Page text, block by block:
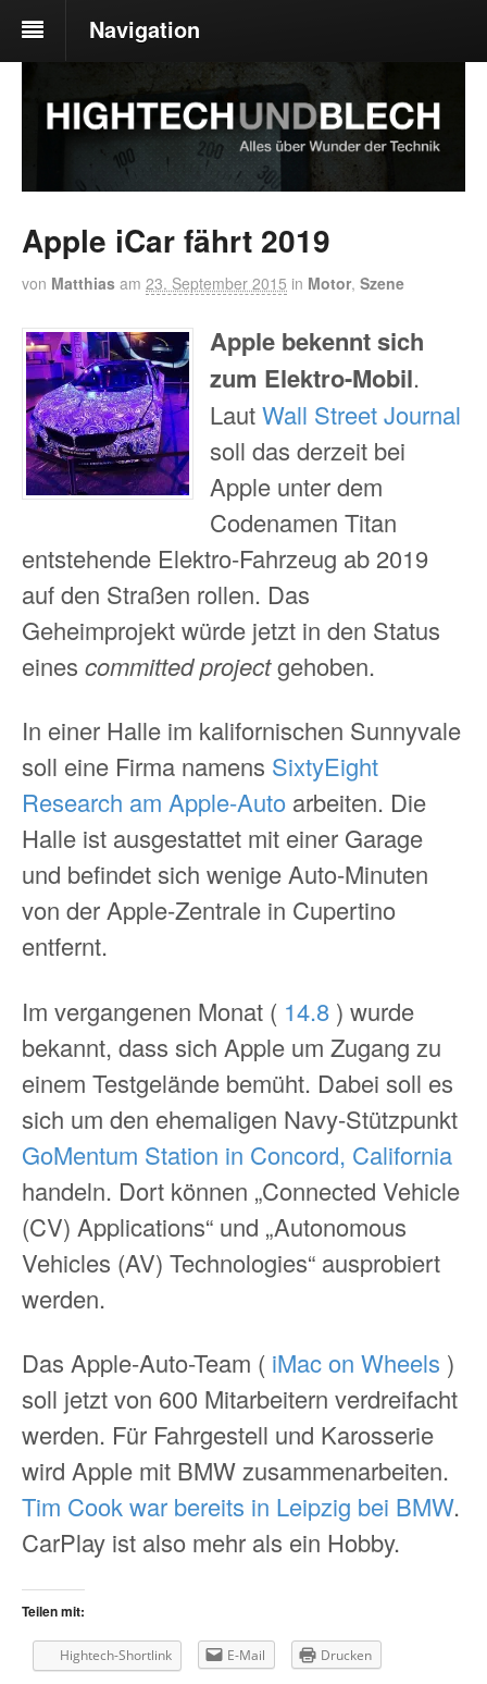
Navigation
Apple iCar fährt 2019
von Matthias am 23. September 2015 in Motor, Szene
Apple bekennt sich
zum Elektro-Mobil.
LautWall Street Journal
soll das derzeit bei
Apple unter dem
Codenamen Titan
entstehende Elektro-Fahrzeug ab 2019
auf den Straßen rollen. Das
Geheimprojekt würde jetzt in den Status
eines committed projectgehoben.
In einer Halle im kalifornischen Sunnyvale
soll eine Firma namens SixtyEight
Research am Apple-Auto arbeiten. Die
Halle ist ausgestattet mit einer Garage
und befindet sich wenige Auto-Minuten
von der Apple-Zentrale in Cupertino
entfernt.
Im vergangenen Monat ( 14.8 ) wurde
bekannt, dass sich Apple um Zugang zu
einem Testgelände bemüht. Dabei soll es
sich um den ehemaligen Navy-Stützpunkt
GoMentum Station in Concord, California
handeln. Dort können „Connected Vehicle
(CV) Applications“ und „Autonomous
Vehicles (AV) Technologies“ ausprobiert
werden.
Das Apple-Auto-Team ( iMac on Wheels )
soll jetzt von 600 Mitarbeitern verdreifacht
werden. Für Fahrgestell und Karosserie
wird Apple mit BMW zusammenarbeiten.
Tim Cook war bereits in Leipzig bei BMW.
CarPlay ist also mehr als ein Hobby.
Teilen mit:
Hightech-Shortlink E-Mail Drucken